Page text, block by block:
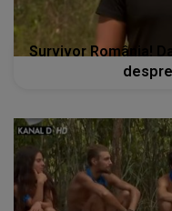
Survivor România!